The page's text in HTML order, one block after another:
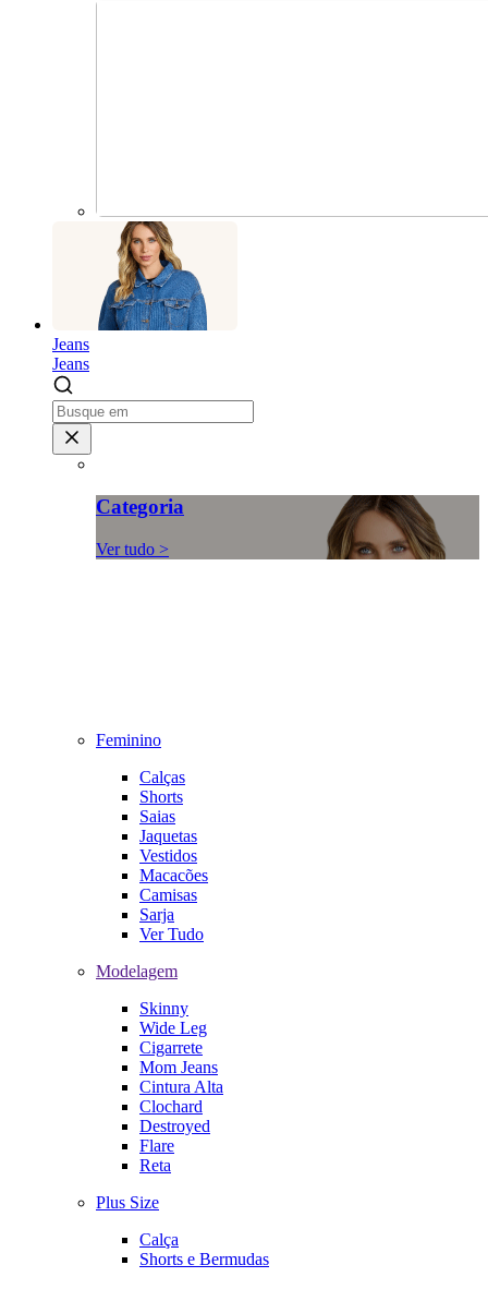
Jeans
Jeans
Categoria
Ver tudo >
Feminino
Calças
Shorts
Saias
Jaquetas
Vestidos
Macacões
Camisas
Sarja
Ver Tudo
Modelagem
Skinny
Wide Leg
Cigarrete
Mom Jeans
Cintura Alta
Clochard
Destroyed
Flare
Reta
Plus Size
Calça
Shorts e Bermudas